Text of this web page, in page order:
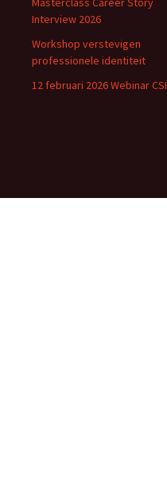
Interview 2026
Workshop verstevigen
professionele identiteit
12 februari 2026 Webinar CSI